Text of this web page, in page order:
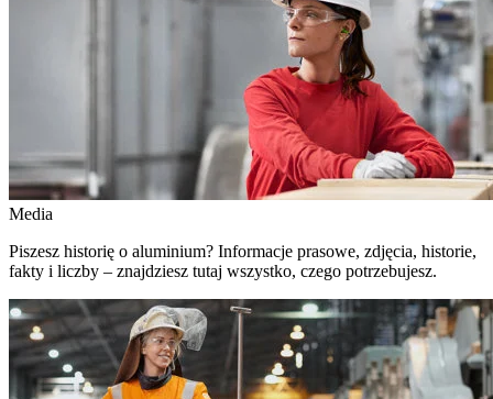
Media
Piszesz historię o aluminium? Informacje prasowe, zdjęcia, historie,
fakty i liczby – znajdziesz tutaj wszystko, czego potrzebujesz.